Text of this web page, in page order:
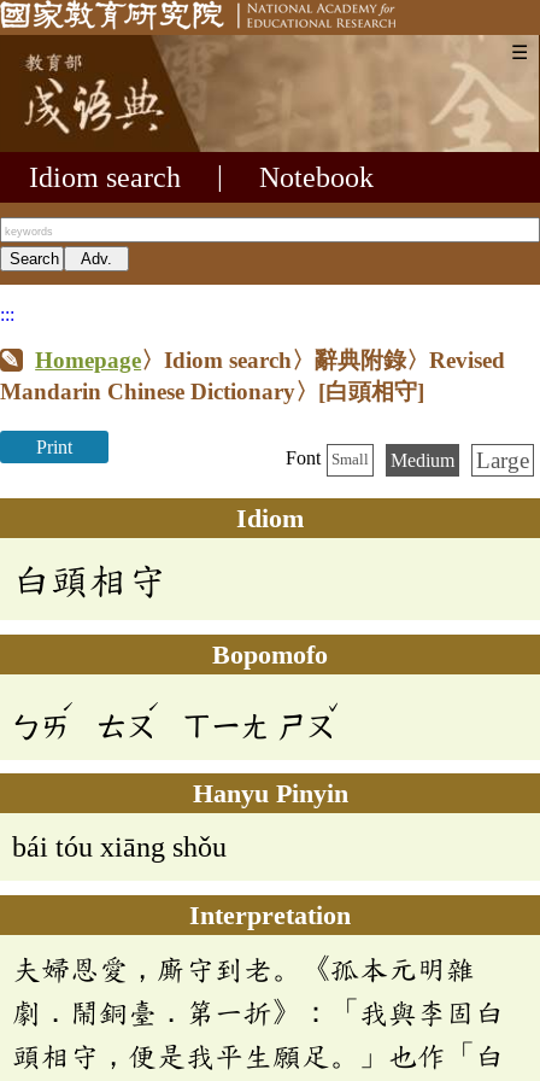
☰
Idiom search Notebook
:::
Homepage〉Idiom search〉辭典附錄〉Revised
Mandarin Chinese Dictionary〉 [白頭相守]
Print
Font Small Medium Large
Idiom
白頭相守
Bopomofo
ㄅㄞ
ˊ
ㄊㄡ
ˊ
ㄒㄧㄤ ㄕㄡ
ˇ
Hanyu Pinyin
bái tóu xiāng shǒu
Interpretation
夫婦恩愛，廝守到老。《孤本元明雜
劇．鬧銅臺．第一折》：「我與李固白
頭相守，便是我平生願足。」也作「白